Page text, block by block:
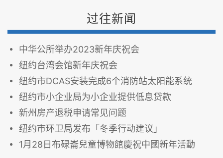
过往新闻
中华公所举办2023新年庆祝会
纽约台湾会馆新年庆祝会
纽约市DCAS安装完成6个消防站太阳能系统
纽约市小企业局为小企业提供低息贷款
新州房产退税申请常见问题
纽约市环卫局发布「冬季行动建议」
1月28日布碌崙兒童博物館慶祝中國新年活動